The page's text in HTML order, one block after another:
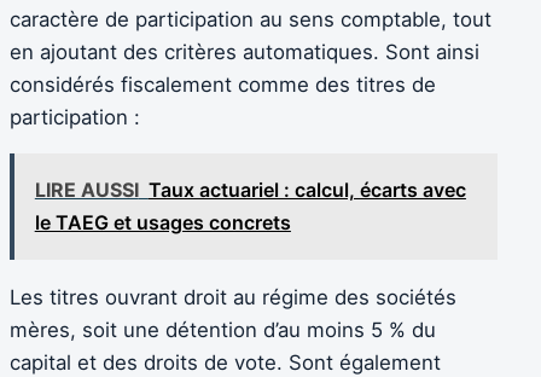
caractère de participation au sens comptable, tout
en ajoutant des critères automatiques. Sont ainsi
considérés fiscalement comme des titres de
participation :
LIRE AUSSI Taux actuariel : calcul, écarts avec
le TAEG et usages concrets
Les titres ouvrant droit au régime des sociétés
mères, soit une détention d’au moins 5 % du
capital et des droits de vote. Sont également